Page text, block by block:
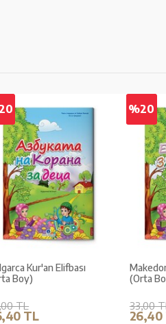
Kur'an Elifbası
Boy)
TL
TL
%20
(Orta
33,00 TL
26,40